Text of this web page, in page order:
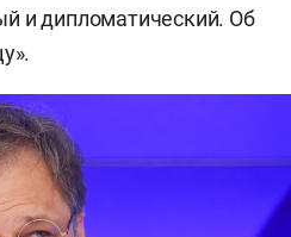
и дипломатический. Об